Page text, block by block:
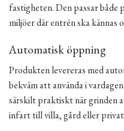
fastigheten. Den passar
miljöer där entrén ska kännas
Automatisk öppning
Produkten levereras med
bekväm att använda i
särskilt praktiskt när grinden
infart till villa, gård eller